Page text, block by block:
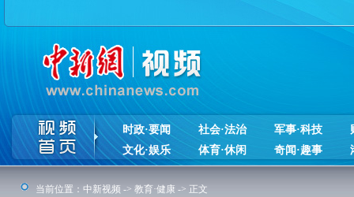
时政·要闻 社会·法治 军事·科技
文化·娱乐
体育·休闲 奇闻·趣事
当前位置： 中新视频 -> 教育·健康 -> 正文